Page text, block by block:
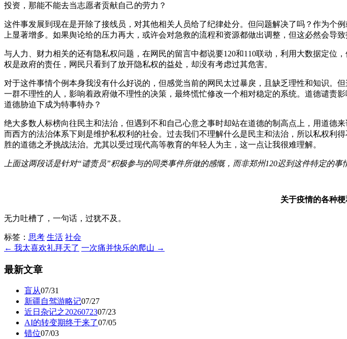
投资，那能不能去当志愿者贡献自己的劳力？
这件事发展到现在是开除了接线员，对其他相关人员给了纪律处分。但问题解决了吗？作为个
上显著增多。如果舆论给的压力再大，或许会对急救的流程和资源都做出调整，但这必然会导
与人力、财力相关的还有隐私权问题，在网民的留言中都说要120和110联动，利用大数据定
权是政府的责任，网民只看到了放开隐私权的益处，却没有考虑过其危害。
对于这件事情个例本身我没有什么好说的，但感觉当前的网民太过暴戾，且缺乏理性和知识。
一群不理性的人，影响着政府做不理性的决策，最终慌忙修改一个相对稳定的系统。道德谴责
道德胁迫下成为特事特办？
绝大多数人标榜向往民主和法治，但遇到不和自己心意之事时却站在道德的制高点上，用道德
而西方的法治体系下则是维护私权利的社会。过去我们不理解什么是民主和法治，所以私权利
胜的道德之矛挑战法治。尤其以受过现代高等教育的年轻人为主，这一点让我很难理解。
上面这两段话是针对“谴责员”积极参与的同类事件所做的感慨，而非郑州120迟到这件特定的事
关于疫情的各种
无力吐槽了，一句话，过犹不及。
标签： 思考 生活 社会
← 我太喜欢礼拜天了 一次痛并快乐的爬山 →
最新文章
盲从07/31
新疆自驾游略记07/27
近日杂记之2026072307/23
AI的转变期终于来了07/05
错位07/03